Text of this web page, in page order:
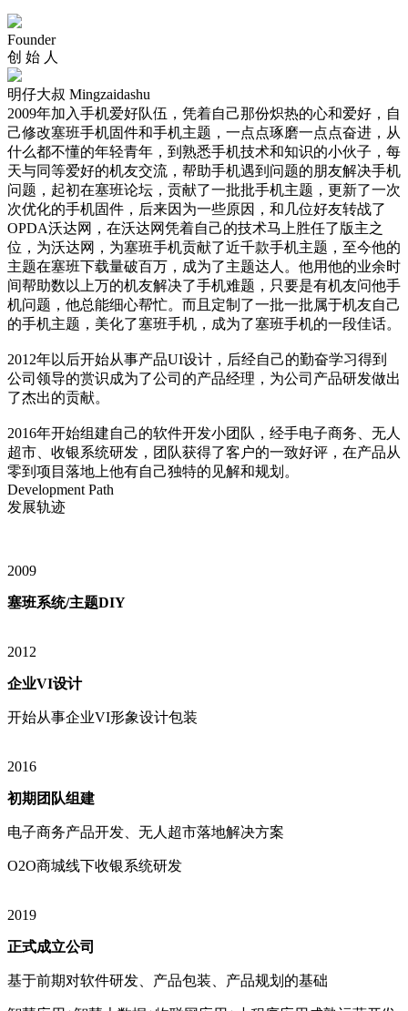
Founder
创 始 人
明仔大叔 Mingzaidashu
2009年加入手机爱好队伍，凭着自己那份炽热的心和爱好，自
己修改塞班手机固件和手机主题，一点点琢磨一点点奋进，从
什么都不懂的年轻青年，到熟悉手机技术和知识的小伙子，每
天与同等爱好的机友交流，帮助手机遇到问题的朋友解决手机
问题，起初在塞班论坛，贡献了一批批手机主题，更新了一次
次优化的手机固件，后来因为一些原因，和几位好友转战了
OPDA沃达网，在沃达网凭着自己的技术马上胜任了版主之
位，为沃达网，为塞班手机贡献了近千款手机主题，至今他的
主题在塞班下载量破百万，成为了主题达人。他用他的业余时
间帮助数以上万的机友解决了手机难题，只要是有机友问他手
机问题，他总能细心帮忙。而且定制了一批一批属于机友自己
的手机主题，美化了塞班手机，成为了塞班手机的一段佳话。
2012年以后开始从事产品UI设计，后经自己的勤奋学习得到
公司领导的赏识成为了公司的产品经理，为公司产品研发做出
了杰出的贡献。
2016年开始组建自己的软件开发小团队，经手电子商务、无人
超市、收银系统研发，团队获得了客户的一致好评，在产品从
零到项目落地上他有自己独特的见解和规划。
Development Path
发展轨迹
2009
塞班系统/主题DIY
2012
企业VI设计
开始从事企业VI形象设计包装
2016
初期团队组建
电子商务产品开发、无人超市落地解决方案
O2O商城线下收银系统研发
2019
正式成立公司
基于前期对软件研发、产品包装、产品规划的基础